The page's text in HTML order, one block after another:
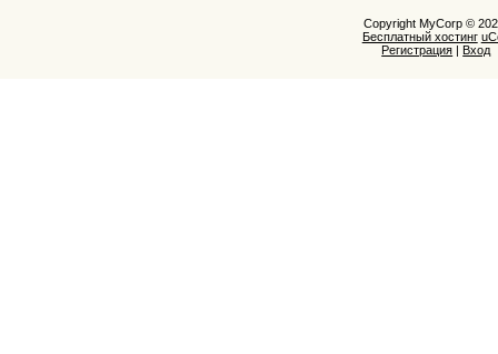
Copyright MyCorp ©
Бесплатный хостинг
Регистрация
Вход